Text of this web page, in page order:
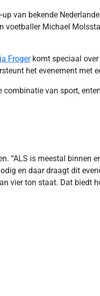
van bekende
voetballer Michael
Frogerkomt speciaal over
het evenement met
van sport,
“ALS is meestal binnen
en daar draagt dit
vier ton staat. Dat biedt